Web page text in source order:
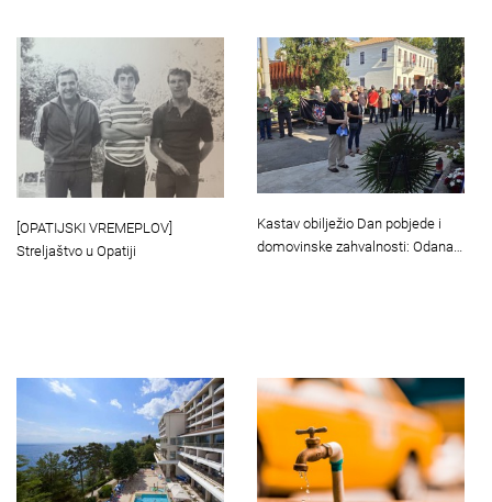
[OPATIJSKI VREMEPLOV]
Streljaštvo u Opatiji
Kastav obilježio Dan pobjede i
domovinske zahvalnosti: Odana…